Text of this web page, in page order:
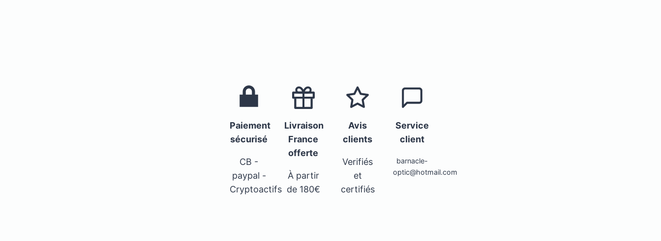
Paiement
sécurisé
CB -
paypal -
Cryptoactifs
Livraison
France
offerte
À partir
de 180€
Avis
clients
Verifiés
et
certifiés
Service
client
barnacle-
optic@hotmail.com